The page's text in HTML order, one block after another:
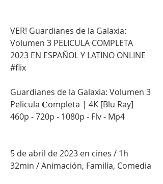
VER! Guardianes de la Galaxia:
Volumen 3 PELICULA COMPLETA
2023 EN ESPAÑOL Y LATINO ONLINE
#flix
Guardianes de la Galaxia: Volumen 3
Pelicula 𝐂ompleta | 4K [Blu Ray]
460p - 720p - 1080p - Flv - Mp4
5 de abril de 2023 en cines / 1h
32min / Animación, Familia, Comedia